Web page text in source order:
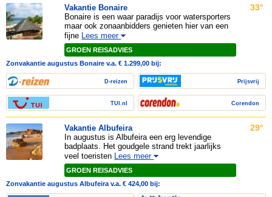
Vakantie Bonaire
Bonaire is een waar paradijs voor watersporters
maar ook zonaanbidders genieten hier van een
fijne Lees meer
GROEN REISADVIES
33°
Zonvakantie augustus Bonaire v.a. € 1.299,00 bij:
D-reizen
TUI.nl
Prijsvrij
Corendon
Vakantie Albufeira
In augustus is Albufeira een erg levendige
badplaats. Het goudgele strand trekt jaarlijks
veel toeristen Lees meer
GROEN REISADVIES
29°
Zonvakantie augustus Albufeira v.a. € 424,00 bij: